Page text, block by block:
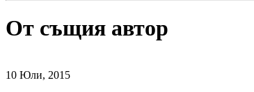
От същия автор
10 Юли, 2015